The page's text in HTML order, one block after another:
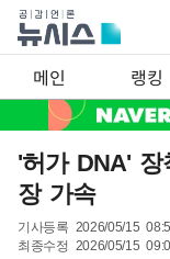
메인 랭킹
'허가 DNA'
장 가속
기사등록 2026/05/15
최종수정 2026/05/15